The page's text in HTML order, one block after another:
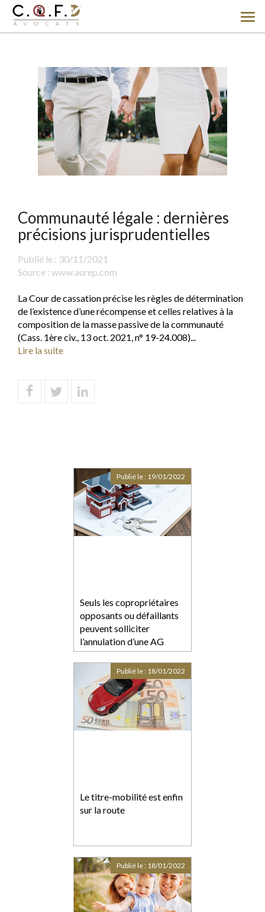
le
Communauté légale : dernières
précisions jurisprudentielles
Publié le : 30/11/2021
Source : www.aurep.com
La Cour de cassation précise les règles de détermination
de l’existence d’une récompense et celles relatives à la
composition de la masse passive de la communauté
(Cass. 1ère civ., 13 oct. 2021, n° 19-24.008)...
Lire la suite
Seuls les copropriétaires
opposants ou défaillants
peuvent solliciter
l’annulation d’une AG
Publié le : 19/01/2022
Le titre-mobilité est enfin
sur la route
Publié le : 18/01/2022
Publié le : 18/01/2022